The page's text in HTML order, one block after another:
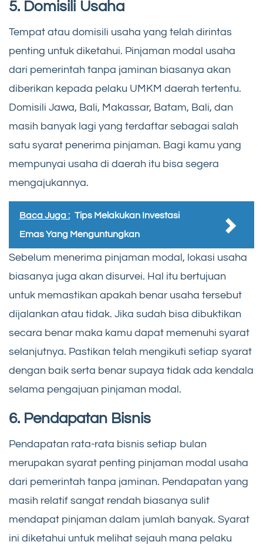
5. Domisili Usaha
Tempat atau domisili usaha yang telah dirintas
penting untuk diketahui. Pinjaman modal usaha
dari pemerintah tanpa jaminan biasanya akan
diberikan kepada pelaku UMKM daerah tertentu.
Domisili Jawa, Bali, Makassar, Batam, Bali, dan
masih banyak lagi yang terdaftar sebagai salah
satu syarat penerima pinjaman. Bagi kamu yang
mempunyai usaha di daerah itu bisa segera
mengajukannya.
Baca Juga : Tips Melakukan Investasi
Emas Yang Menguntungkan
Sebelum menerima pinjaman modal, lokasi usaha
biasanya juga akan disurvei. Hal itu bertujuan
untuk memastikan apakah benar usaha tersebut
dijalankan atau tidak. Jika sudah bisa dibuktikan
secara benar maka kamu dapat memenuhi syarat
selanjutnya. Pastikan telah mengikuti setiap syarat
dengan baik serta benar supaya tidak ada kendala
selama pengajuan pinjaman modal.
6. Pendapatan Bisnis
Pendapatan rata-rata bisnis setiap bulan
merupakan syarat penting pinjaman modal usaha
dari pemerintah tanpa jaminan. Pendapatan yang
masih relatif sangat rendah biasanya sulit
mendapat pinjaman dalam jumlah banyak. Syarat
ini diketahui untuk melihat sejauh mana pelaku